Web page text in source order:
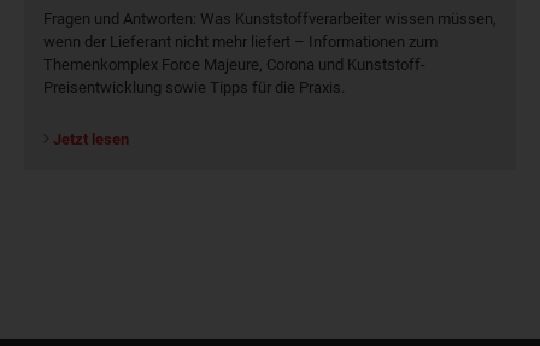
Fragen und Antworten: Was Kunst­stoff­verarbeiter wissen müssen,
wenn der Lieferant nicht mehr liefert – Informationen zum
Themenkomplex Force Majeure, Corona und Kunststoff-
Preisentwicklung sowie Tipps für die Praxis.
Jetzt lesen